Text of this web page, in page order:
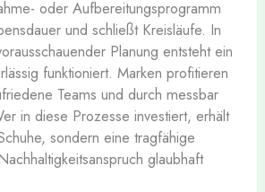
oder Aufbereitungsprogramm
und schließt Kreisläufe. In
Planung entsteht ein
funktioniert. Marken profitieren
Teams und durch messbar
in diese Prozesse investiert, erhält
sondern eine tragfähige
glaubhaft